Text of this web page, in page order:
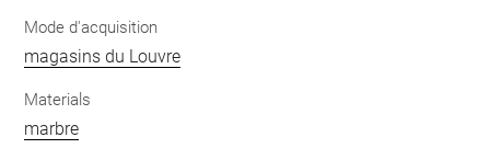
Mode d'acquisition
magasins du Louvre
Materials
marbre